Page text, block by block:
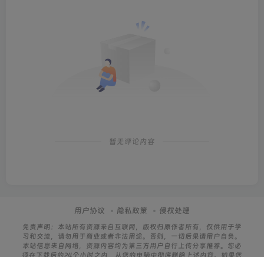
暂无评论内容
用户协议 隐私政策 侵权处理
免责声明：本站所有资源来自互联网，版权归原作者所有，仅供用于学
习和交流，请勿用于商业或者非法用途。否则，一切后果请用户自负。
本站信息来自网络，资源内容均为第三方用户自行上传分享推荐。您必
须在下载后的24个小时之内，从您的电脑中彻底删除上述内容。如果您